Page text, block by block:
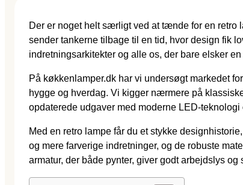
Der er noget helt særligt ved at tænde for en retro
sender tankerne tilbage til en tid, hvor design fik
indretningsarkitekter og alle os, der bare elsker
På køkkenlamper.dk har vi undersøgt markedet
hygge og hverdag. Vi kigger nærmere på
opdaterede udgaver med moderne LED-
Med en retro lampe får du et stykke
og mere farverige indretninger, og de robuste
armatur, der både pynter, giver godt arbejdslys